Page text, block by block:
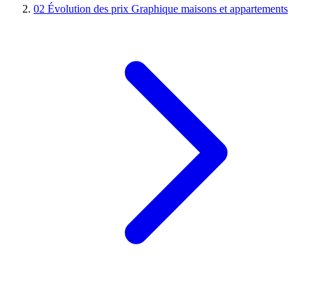
02 Évolution des prix Graphique maisons et appartements